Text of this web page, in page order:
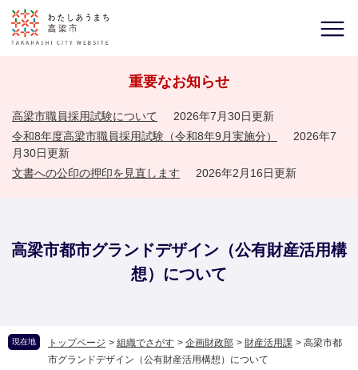
重要なお知らせ
高梁市職員採用試験について
2026年7月30日更新
令和8年度高梁市職員採用試験（令和8年9月実施分）
2026年7
月30日更新
文書への公印の押印を見直します
2026年2月16日更新
高梁市都市グランドデザイン（公有財産活用構
想）について
現在地 トップページ > 組織でさがす > 企画財政部 > 財産活用課 > 高梁市都
市グランドデザイン（公有財産活用構想）について